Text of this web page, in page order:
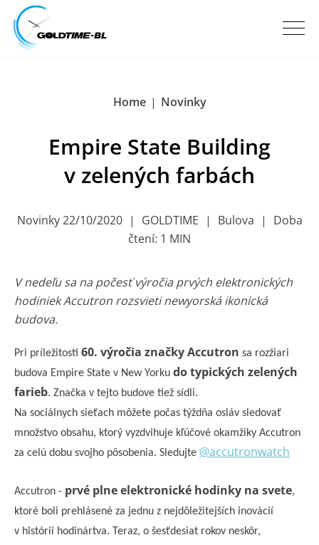
Home | Novinky
Empire State Building
v zelených farbách
Novinky 22/10/2020 | GOLDTIME | Bulova |
Doba
čtení: 1 MIN
V nedeľu sa na počesť výročia prvých elektronických
hodiniek Accutron rozsvieti newyorská ikonická
budova.
Pri príležitosti 60. výročia značky Accutron sa rozžiari
budova Empire State v New Yorku do typických zelených
farieb. Značka v tejto budove tiež sídli.
Na sociálnych sieťach môžete počas týždňa osláv sledovať
množstvo obsahu, ktorý vyzdvihuje kľúčové okamžiky Accutron
za celú dobu svojho pôsobenia. Sledujte @accutronwatch
Accutron - prvé plne elektronické hodinky na svete,
ktoré boli prehlásené za jednu z nejdôležitejších inovácií
v histórii hodinártva. Teraz, o šesťdesiat rokov neskôr,